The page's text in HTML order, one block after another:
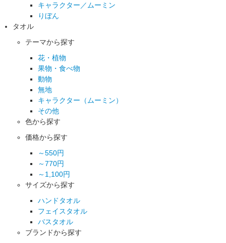
キャラクター／ムーミン
りぼん
タオル
テーマから探す
花・植物
果物・食べ物
動物
無地
キャラクター（ムーミン）
その他
色から探す
価格から探す
～550円
～770円
～1,100円
サイズから探す
ハンドタオル
フェイスタオル
バスタオル
ブランドから探す